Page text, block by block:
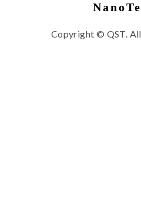
Copyright © QST.